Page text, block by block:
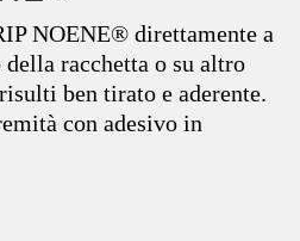
NOENE® direttamente a
racchetta o su altro
ben tirato e aderente.
con adesivo in